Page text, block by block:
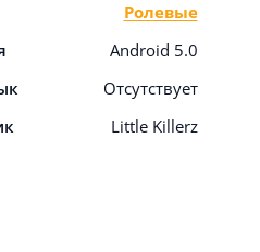
Ролевые
Android 5.0
Отсутствует
Little Killerz